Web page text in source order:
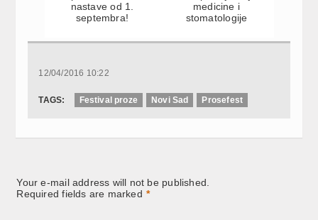
nastave od 1.
septembra!
medicine i
stomatologije
12/04/2016 10:22
TAGS: Festival proze Novi Sad Prosefest
Your e-mail address will not be published.
Required fields are marked *